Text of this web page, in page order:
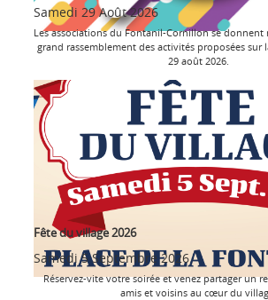
Samedi 29 Août 2026
Les associations du Fontanil-Cornillon se
grand rassemblement des activités proposées sur
29 août 2026.
Fête du village 2026
Samedi 5 Septembre 2026
Réservez-vite votre soirée et venez partager un
amis et voisins au cœur du